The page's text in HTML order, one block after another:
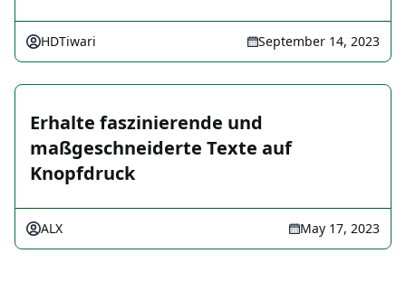
HDTiwari September 14, 2023
Erhalte faszinierende und
maßgeschneiderte Texte auf
Knopfdruck
ALX May 17, 2023